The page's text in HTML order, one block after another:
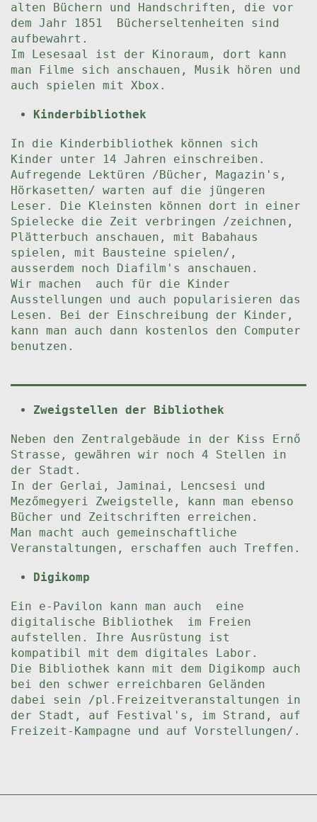
alten Büchern und Handschriften, die vor
dem Jahr 1851 Bücherseltenheiten sind
aufbewahrt.
Im Lesesaal ist der Kinoraum, dort kann
man Filme sich anschauen, Musik hören und
auch spielen mit Xbox.
Kinderbibliothek
In die Kinderbibliothek können sich
Kinder unter 14 Jahren einschreiben.
Aufregende Lektüren /Bücher, Magazin's,
Hörkasetten/ warten auf die jüngeren
Leser. Die Kleinsten können dort in einer
Spielecke die Zeit verbringen /zeichnen,
Plätterbuch anschauen, mit Babahaus
spielen, mit Bausteine spielen/,
ausserdem noch Diafilm's anschauen.
Wir machen auch für die Kinder
Ausstellungen und auch popularisieren das
Lesen. Bei der Einschreibung der Kinder,
kann man auch dann kostenlos den Computer
benutzen.
Zweigstellen der Bibliothek
Neben den Zentralgebäude in der Kiss Ernő
Strasse, gewähren wir noch 4 Stellen in
der Stadt.
In der Gerlai, Jaminai, Lencsesi und
Mezőmegyeri Zweigstelle, kann man ebenso
Bücher und Zeitschriften erreichen.
Man macht auch gemeinschaftliche
Veranstaltungen, erschaffen auch Treffen.
Digikomp
Ein e-Pavilon kann man auch eine
digitalische Bibliothek im Freien
aufstellen. Ihre Ausrüstung ist
kompatibil mit dem digitales Labor.
Die Bibliothek kann mit dem Digikomp auch
bei den schwer erreichbaren Geländen
dabei sein /pl.Freizeitveranstaltungen in
der Stadt, auf Festival's, im Strand, auf
Freizeit-Kampagne und auf Vorstellungen/.